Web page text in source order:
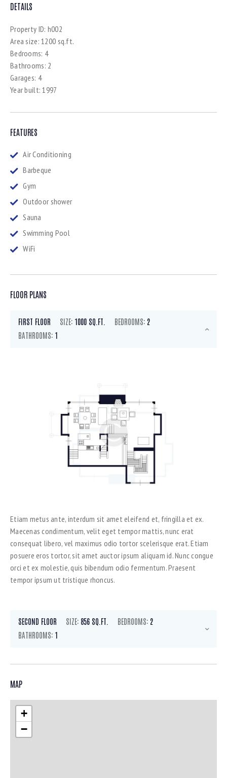
DETAILS
Property ID: h002
Area size: 1200 sq.ft.
Bedrooms: 4
Bathrooms: 2
Garages: 4
Year built: 1997
FEATURES
Air Conditioning
Barbeque
Gym
Outdoor shower
Sauna
Swimming Pool
WiFi
FLOOR PLANS
FIRST FLOOR SIZE: 1000 SQ.FT. BEDROOMS: 2
BATHROOMS: 1
Etiam metus ante, interdum sit amet eleifend et, fringilla et ex.
Maecenas condimentum, velit eget tempor mattis, nunc erat
consequat libero, vel maximus odio tortor scelerisque erat. Etiam
posuere eros tortor, sit amet auctor ipsum aliquam id. Nunc congue
orci et ex molestie, quis bibendum odio fermentum. Praesent
tempor ipsum ut tristique rhoncus.
SECOND FLOOR SIZE: 856 SQ.FT. BEDROOMS: 2
BATHROOMS: 1
MAP
+
−